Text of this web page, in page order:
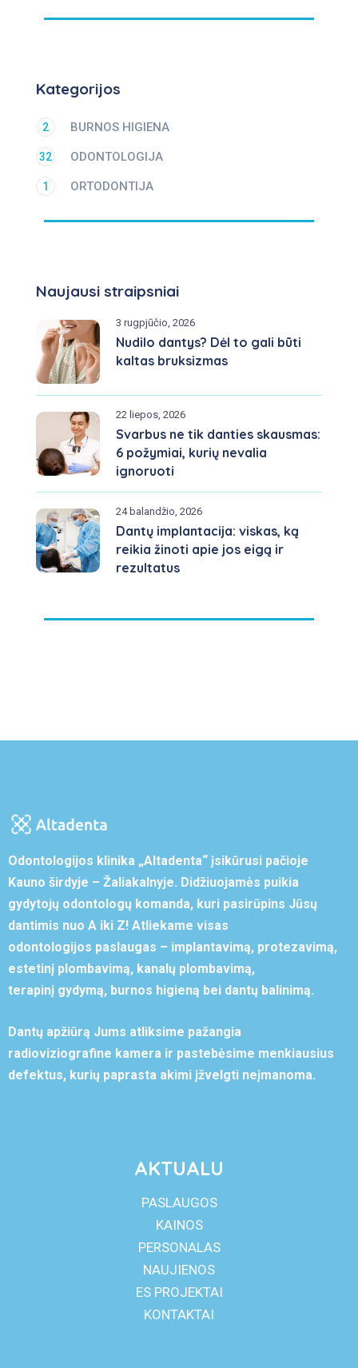
Kategorijos
BURNOS HIGIENA
2
ODONTOLOGIJA
32
ORTODONTIJA
1
Naujausi straipsniai
3 rugpjūčio, 2026
Nudilo dantys? Dėl to gali būti
kaltas bruksizmas
22 liepos, 2026
Svarbus ne tik danties skausmas:
6 požymiai, kurių nevalia
ignoruoti
24 balandžio, 2026
Dantų implantacija: viskas, ką
reikia žinoti apie jos eigą ir
rezultatus
Odontologijos klinika „Altadenta“ įsikūrusi pačioje
Kauno širdyje – Žaliakalnyje. Didžiuojamės puikia
gydytojų odontologų komanda, kuri pasirūpins Jūsų
dantimis nuo A iki Z! Atliekame visas
odontologijos paslaugas – implantavimą, protezavimą,
estetinį plombavimą, kanalų plombavimą,
terapinį gydymą, burnos higieną bei dantų balinimą.
Dantų apžiūrą Jums atliksime pažangia
radioviziografine kamera ir pastebėsime menkiausius
defektus, kurių paprasta akimi įžvelgti neįmanoma.
AKTUALU
PASLAUGOS
KAINOS
PERSONALAS
NAUJIENOS
ES PROJEKTAI
KONTAKTAI